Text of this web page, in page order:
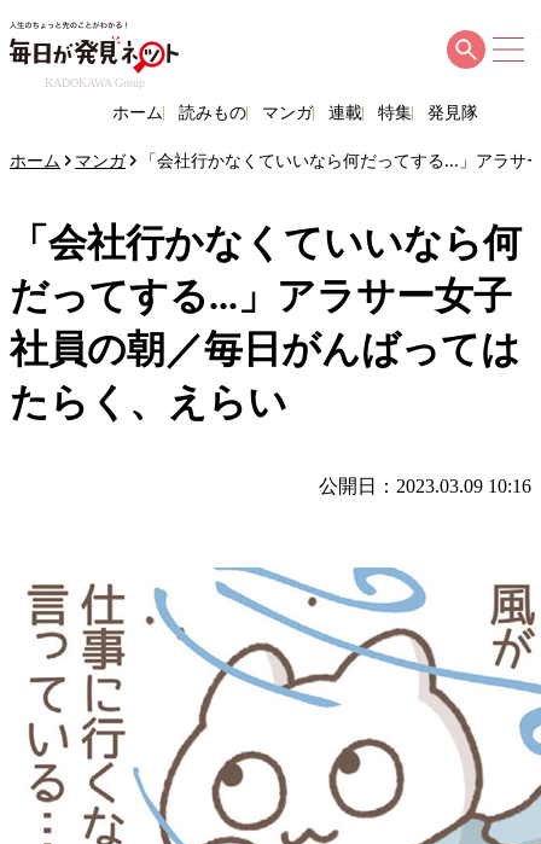
KADOKAWA Group
ホーム 読みもの マンガ 連載 特集 発見隊
ホーム マンガ 「会社行かなくていいなら何だってする...」アラ
「会社行かなくていいなら何
だってする...」アラサー女子
社員の朝／毎日がんばっては
たらく、えらい
公開日：2023.03.09 10:16